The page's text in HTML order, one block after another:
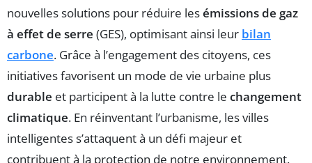
nouvelles solutions pour réduire lesémissions de gaz
à effet de serre (GES), optimisant ainsi leur bilan
carbone. Grâce à l’engagement des citoyens, ces
initiatives favorisent un mode de vie urbaine plus
durable et participent à la lutte contre le changement
climatique. En réinventant l’urbanisme, les villes
intelligentes s’attaquent à un défi majeur et
contribuent à la protection de notre environnement.